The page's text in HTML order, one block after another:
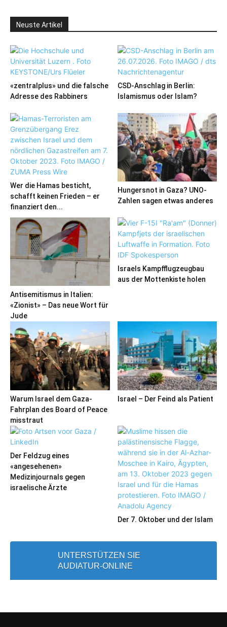
Neuste Artikel
«zentralplus» und die falsche
Adresse des Rabbiners
CSD-Anschlag in Berlin:
Islamismus oder Islam?
Wer die Hamas besticht,
schafft keinen Frieden – er
finanziert den...
Hungersnot in Gaza? UNO-
Zahlen sagen etwas anderes
Antisemitismus in Italien:
«Zionist» – Das neue Wort für
Jude
Israels Kampfflugzeugbau
aus der Mottenkiste holen
Warum Israel dem Gaza-
Fahrplan des Board of Peace
misstraut
Israel – Der Feind als Patient
Der Feldzug eines
«angesehenen»
Medizinjournals gegen
israelische Ärzte
Der 7. Oktober und der Islam
UNTERSTÜTZEN SIE
AUDIATUR-ONLINE